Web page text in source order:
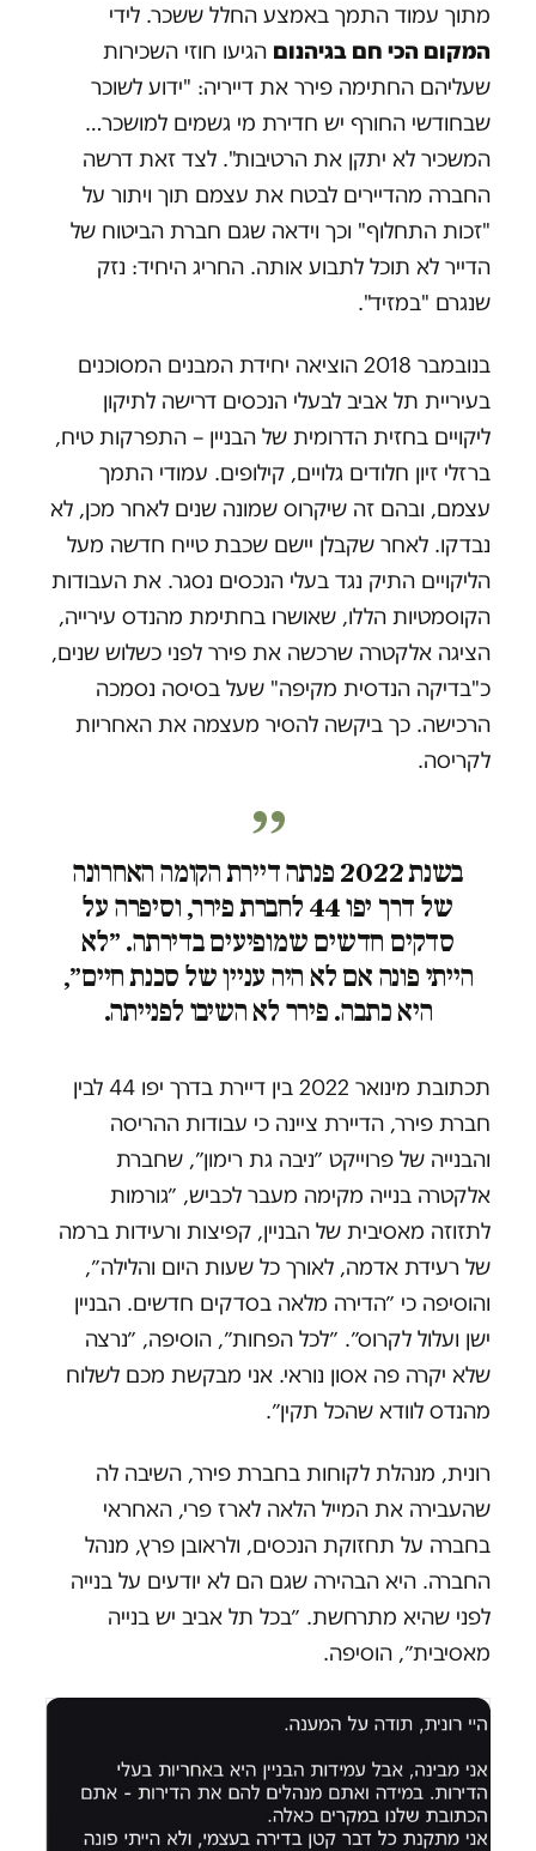
מתוך עמוד התמך באמצע החלל ששכר. לידי
המקום הכי חם בגיהנום הגיעו חוזי השכירות
שעליהם החתימה פירר את דייריה: "ידוע לשוכר
שבחודשי החורף יש חדירת מי גשמים למושכר…
המשכיר לא יתקן את הרטיבות". לצד זאת דרשה
החברה מהדיירים לבטח את עצמם תוך ויתור על
"זכות התחלוף" וכך וידאה שגם חברת הביטוח של
הדייר לא תוכל לתבוע אותה. החריג היחיד: נזק
שנגרם "במזיד".
בנובמבר 2018 הוציאה יחידת המבנים המסוכנים
בעיריית תל אביב לבעלי הנכסים דרישה לתיקון
ליקויים בחזית הדרומית של הבניין – התפרקות טיח,
ברזלי זיון חלודים גלויים, קילופים. עמודי התמך
עצמם, ובהם זה שיקרוס שמונה שנים לאחר מכן, לא
נבדקו. לאחר שקבלן יישם שכבת טייח חדשה מעל
הליקויים התיק נגד בעלי הנכסים נסגר. את העבודות
הקוסמטיות הללו, שאושרו בחתימת מהנדס עירייה,
הציגה אלקטרה שרכשה את פירר לפני כשלוש שנים,
כ"בדיקה הנדסית מקיפה" שעל בסיסה נסמכה
הרכישה. כך ביקשה להסיר מעצמה את האחריות
לקריסה.
בשנת 2022 פנתה דיירת הקומה האחרונה
של דרך יפו 44 לחברת פירר, וסיפרה על
סדקים חדשים שמופיעים בדירתה. ״לא
הייתי פונה אם לא היה עניין של סכנת חיים״,
היא כתבה. פירר לא השיבו לפנייתה.
תכתובת מינואר 2022 בין דיירת בדרך יפו 44 לבין
חברת פירר, הדיירת ציינה כי עבודות ההריסה
והבנייה של פרוייקט ״ניבה גת רימון״, שחברת
אלקטרה בנייה מקימה מעבר לכביש, ״גורמות
לתזוזה מאסיבית של הבניין, קפיצות ורעידות ברמה
של רעידת אדמה, לאורך כל שעות היום והלילה״,
והוסיפה כי ״הדירה מלאה בסדקים חדשים. הבניין
ישן ועלול לקרוס״. ״לכל הפחות״, הוסיפה, ״נרצה
שלא יקרה פה אסון נוראי. אני מבקשת מכם לשלוח
מהנדס לוודא שהכל תקין״.
רונית, מנהלת לקוחות בחברת פירר, השיבה לה
שהעבירה את המייל הלאה לארז פרי, האחראי
בחברה על תחזוקת הנכסים, ולראובן פרץ, מנהל
החברה. היא הבהירה שגם הם לא יודעים על בנייה
לפני שהיא מתרחשת. ״בכל תל אביב יש בנייה
מאסיבית״, הוסיפה.